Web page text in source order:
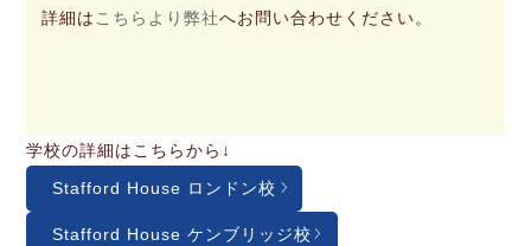
詳細は こちらより弊社へお問い合わせください。
学校の詳細はこちらから↓
Stafford House ロンドン校
Stafford House ケンブリッジ校